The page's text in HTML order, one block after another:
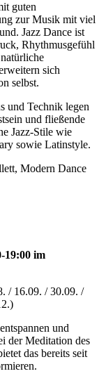
guten
zur Musik mit viel
Jazz Dance ist
Rhythmusgefühl
sich
selbst.
und Technik legen
und fließende
Jazz-Stile wie
sowie Latinstyle.
Modern Dance
19:00 im
/ 16.09. / 30.09. /
und
der Meditation des
das bereits seit